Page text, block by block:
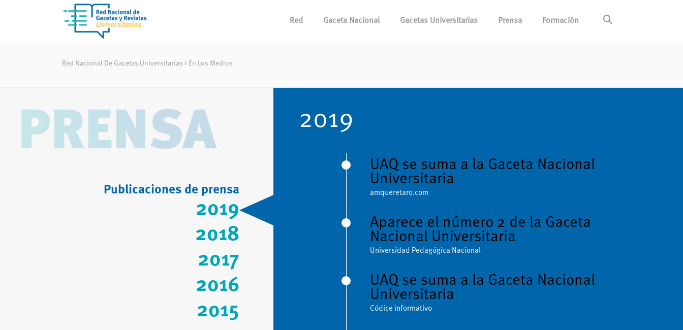
Red Gaceta Nacional Gacetas Universitarias Prensa Formación
Red Nacional De Gacetas Universitarias > En Los Medios
Publicaciones de prensa
2019
2018
2017
2016
2015
2019
UAQ se suma a la Gaceta Nacional
Universitaria
amqueretaro.com
Aparece el número 2 de la Gaceta
Nacional Universitaria
Universidad Pedagógica Nacional
UAQ se suma a la Gaceta Nacional
Universitaria
Códice informativo